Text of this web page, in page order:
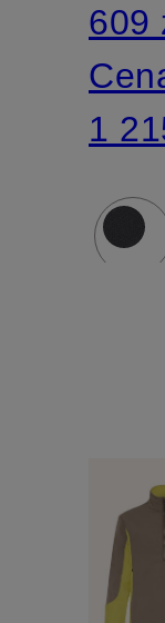
609
1